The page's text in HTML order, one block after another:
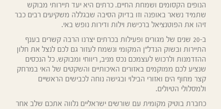
הנופים הקסומים ושמחת החיים. כרתים היא יעד תיירותי מבוקש
שתמיד נשאר באופנה וזו בדיוק הסיבה שבגללה משקיעים רבים כבר
זיהו את הפוטנציאל ברכישת וילות ודירות נופש באי.
ב-20 שנים של מגורים ופעילות בכרתים יצרנו הרבה קשרים בענף
התיירות ובשוק הנדל"ן המקומי ונשמח לעזור גם לכם לנצל את חלון
ההזדמנות ולרכוש לעצמכם נכס מניב, ריווחי ומבוקש. כל הנכסים
שנציע לכם ממוקמים באזורים האיכותיים והשקטים של האי במרחק
קצר מחוף הים ואזורי הבילוי ובגישה נוחה לכבישים הראשיים
ולמסלולי הטיולים.
כחברת בוטיק מקומית עם שורשים ישראליים נלווה אתכם שלב אחר